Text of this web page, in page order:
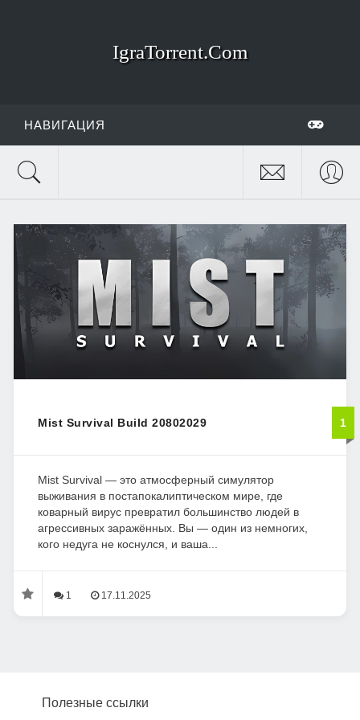
IgraTorrent.Com
НАВИГАЦИЯ
Mist Survival Build 20802029 1
Mist Survival — это атмосферный симулятор
выживания в постапокалиптическом мире, где
коварный вирус превратил большинство людей в
агрессивных заражённых. Вы — один из немногих,
кого недуга не коснулся, и ваша...
1 17.11.2025
Полезные ссылки